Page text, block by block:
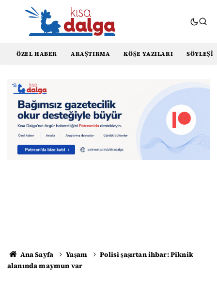
ÖZEL HABER ARAŞTIRMA KÖŞE YAZILARI SÖYLEŞI
Ana Sayfa Yaşam
Polisi şaşırtan ihbar: Piknik
alanında maymun var